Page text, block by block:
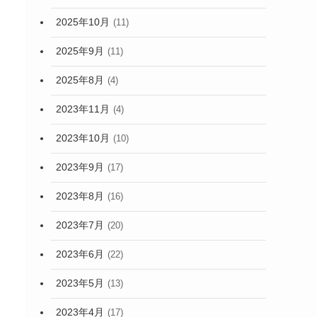
2025年10月 (11)
2025年9月 (11)
2025年8月 (4)
2023年11月 (4)
2023年10月 (10)
2023年9月 (17)
2023年8月 (16)
2023年7月 (20)
2023年6月 (22)
2023年5月 (13)
2023年4月 (17)